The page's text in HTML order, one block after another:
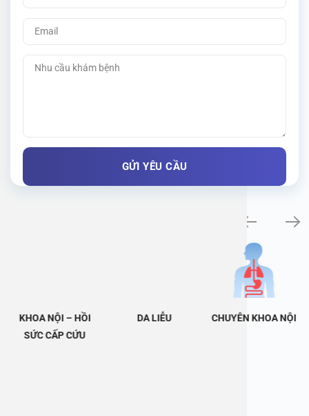
KHOA NỘI – HỒI
SỨC CẤP CỨU
DA LIỄU CHUYÊN KHOA NỘI